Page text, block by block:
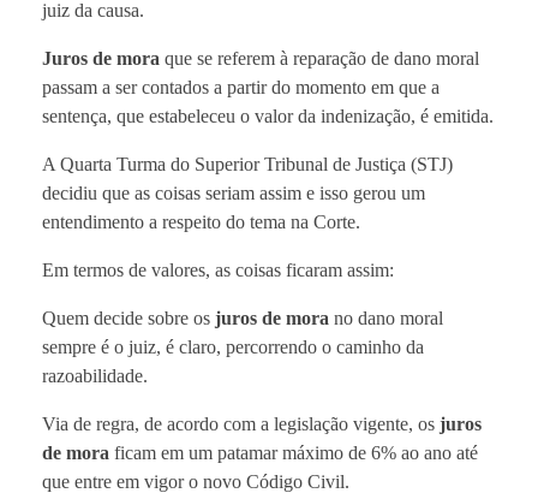
juiz da causa.
Juros de mora que se referem à reparação de dano moral
passam a ser contados a partir do momento em que a
sentença, que estabeleceu o valor da indenização, é emitida.
A Quarta Turma do Superior Tribunal de Justiça (STJ)
decidiu que as coisas seriam assim e isso gerou um
entendimento a respeito do tema na Corte.
Em termos de valores, as coisas ficaram assim:
Quem decide sobre os juros de mora no dano moral
sempre é o juiz, é claro, percorrendo o caminho da
razoabilidade.
Via de regra, de acordo com a legislação vigente, os juros
de mora ficam em um patamar máximo de 6% ao ano até
que entre em vigor o novo Código Civil.